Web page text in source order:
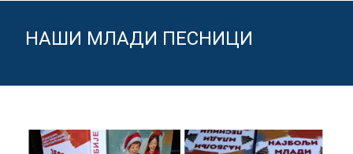
НАШИ МЛАДИ ПЕСНИЦИ